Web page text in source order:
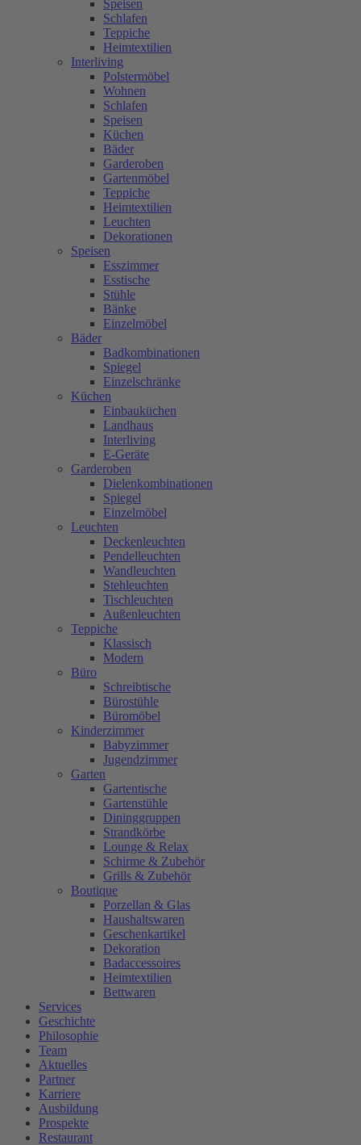
Speisen
Schlafen
Teppiche
Heimtextilien
Interliving
Polstermöbel
Wohnen
Schlafen
Speisen
Küchen
Bäder
Garderoben
Gartenmöbel
Teppiche
Heimtextilien
Leuchten
Dekorationen
Speisen
Esszimmer
Esstische
Stühle
Bänke
Einzelmöbel
Bäder
Badkombinationen
Spiegel
Einzelschränke
Küchen
Einbauküchen
Landhaus
Interliving
E-Geräte
Garderoben
Dielenkombinationen
Spiegel
Einzelmöbel
Leuchten
Deckenleuchten
Pendelleuchten
Wandleuchten
Stehleuchten
Tischleuchten
Außenleuchten
Teppiche
Klassisch
Modern
Büro
Schreibtische
Bürostühle
Büromöbel
Kinderzimmer
Babyzimmer
Jugendzimmer
Garten
Gartentische
Gartenstühle
Dininggruppen
Strandkörbe
Lounge & Relax
Schirme & Zubehör
Grills & Zubehör
Boutique
Porzellan & Glas
Haushaltswaren
Geschenkartikel
Dekoration
Badaccessoires
Heimtextilien
Bettwaren
Services
Geschichte
Philosophie
Team
Aktuelles
Partner
Karriere
Ausbildung
Prospekte
Restaurant